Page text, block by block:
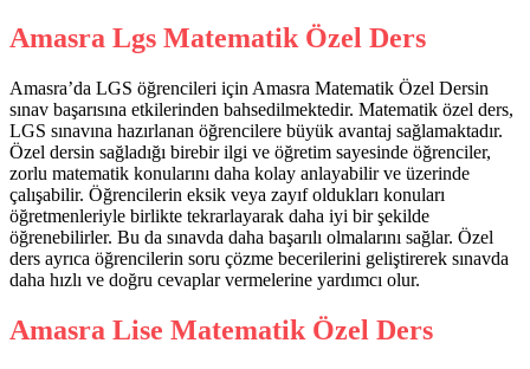
Amasra Lgs Matematik Özel Ders
Amasra’da LGS öğrencileri için Amasra Matematik Özel Dersin
sınav başarısına etkilerinden bahsedilmektedir. Matematik özel ders,
LGS sınavına hazırlanan öğrencilere büyük avantaj sağlamaktadır.
Özel dersin sağladığı birebir ilgi ve öğretim sayesinde öğrenciler,
zorlu matematik konularını daha kolay anlayabilir ve üzerinde
çalışabilir. Öğrencilerin eksik veya zayıf oldukları konuları
öğretmenleriyle birlikte tekrarlayarak daha iyi bir şekilde
öğrenebilirler. Bu da sınavda daha başarılı olmalarını sağlar. Özel
ders ayrıca öğrencilerin soru çözme becerilerini geliştirerek sınavda
daha hızlı ve doğru cevaplar vermelerine yardımcı olur.
Amasra Lise Matematik Özel Ders